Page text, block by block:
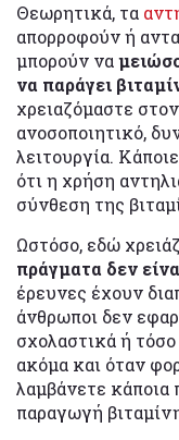
Θεωρητικά, τα
απορροφούν ή
μπορούν να
να παράγει
χρειαζόμαστε
ανοσοποιητικό,
λειτουργία.
ότι η χρήση
σύνθεση της
Ωστόσο, εδώ
πράγματα δεν
έρευνες έχουν
άνθρωποι δεν
σχολαστικά ή
ακόμα και όταν
λαμβάνετε κάποια
παραγωγή